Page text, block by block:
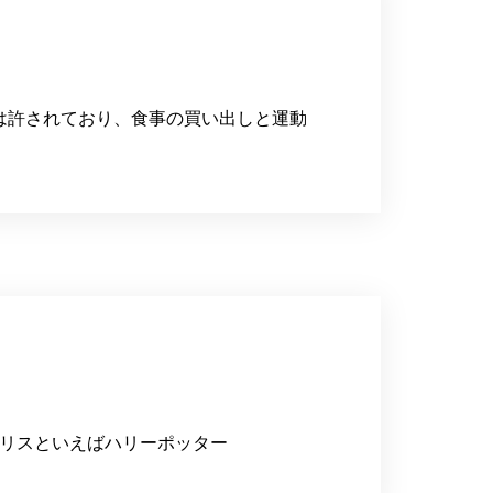
されており、食事の買い出しと運動
スといえばハリーポッター